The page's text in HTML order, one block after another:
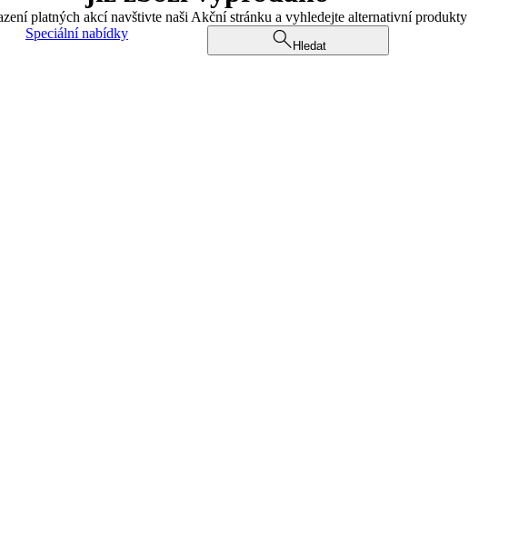
platných akcí navštivte naši Akční stránku a vyhledejte alternativní produkty
Speciální nabídky
Hledat